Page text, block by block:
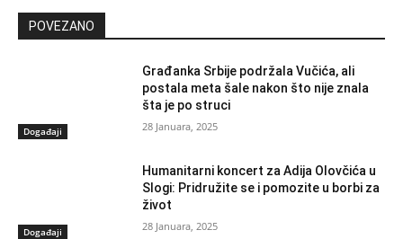
POVEZANO
Događaji
Građanka Srbije podržala Vučića, ali
postala meta šale nakon što nije znala
šta je po struci
28 Januara, 2025
Događaji
Humanitarni koncert za Adija Olovčića u
Slogi: Pridružite se i pomozite u borbi za
život
28 Januara, 2025